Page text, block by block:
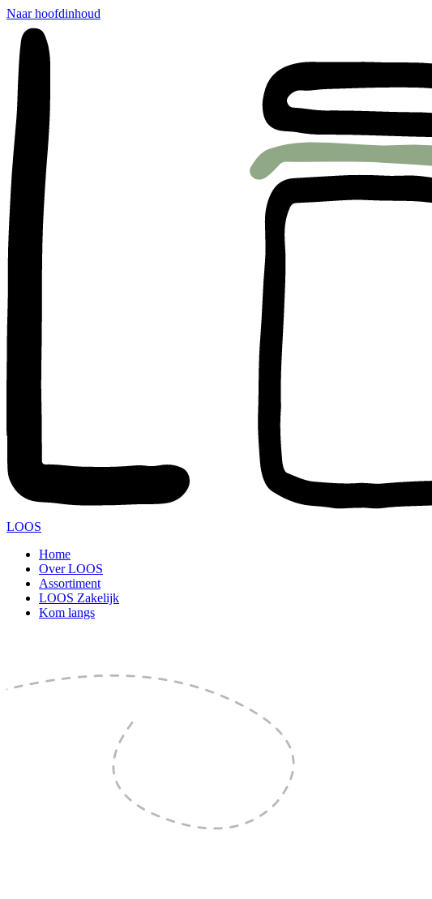
Naar hoofdinhoud
LOOS
Home
Over LOOS
Assortiment
LOOS Zakelijk
Kom langs